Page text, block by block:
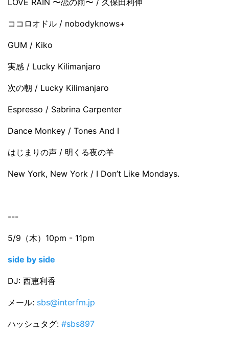
ココロオドル / nobodyknows+
GUM / Kiko
実感 / Lucky Kilimanjaro
次の朝 / Lucky Kilimanjaro
Espresso / Sabrina Carpenter
Dance Monkey / Tones And I
はじまりの声 / 明くる夜の羊
New York, New York / I Don’t Like Mondays.
---
5/9（木）10pm - 11pm
side by side
DJ: 西恵利香
メール: sbs@interfm.jp
ハッシュタグ: #sbs897